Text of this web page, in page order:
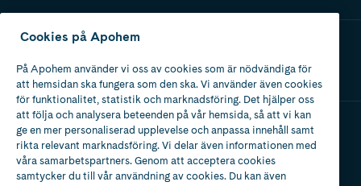
Ladda ner vår app
Apotek med tillstånd
av Läkemedelsverket
Cookies på Apohem
På Apohem använder vi oss av cookies som är nödvändiga för
att hemsidan ska fungera som den ska. Vi använder även cookies
för funktionalitet, statistik och marknadsföring. Det hjälper oss
att följa och analysera beteenden på vår hemsida, så att vi kan
ge en mer personaliserad upplevelse och anpassa innehåll samt
rikta relevant marknadsföring. Vi delar även informationen med
våra samarbetspartners. Genom att acceptera cookies
samtycker du till vår användning av cookies. Du kan även